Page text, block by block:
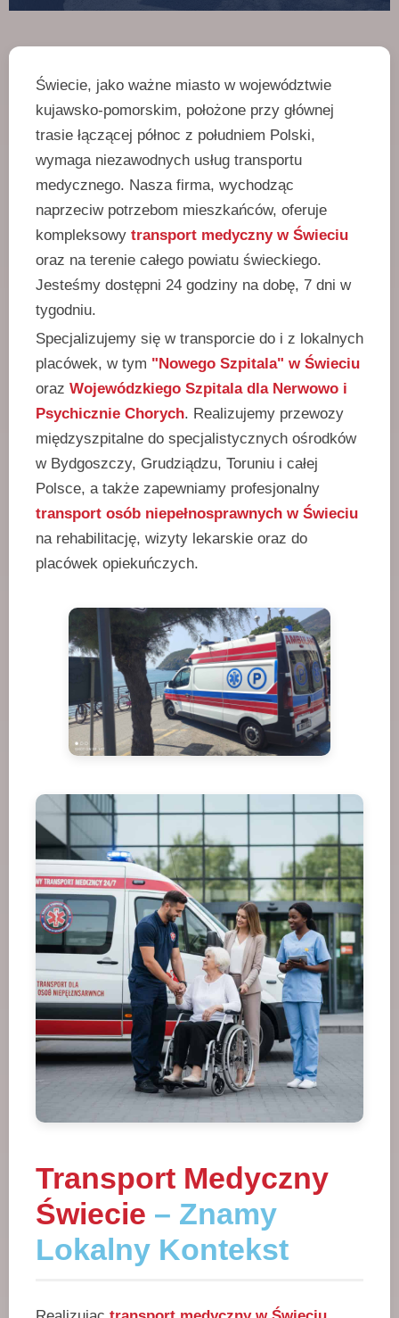
Świecie, jako ważne miasto w województwie
kujawsko-pomorskim, położone przy głównej
trasie łączącej północ z południem Polski,
wymaga niezawodnych usług transportu
medycznego. Nasza firma, wychodząc
naprzeciw potrzebom mieszkańców, oferuje
kompleksowy transport medyczny w Świeciu
oraz na terenie całego powiatu świeckiego.
Jesteśmy dostępni 24 godziny na dobę, 7 dni w
tygodniu.
Specjalizujemy się w transporcie do i z lokalnych
placówek, w tym "Nowego Szpitala" w Świeciu
oraz Wojewódzkiego Szpitala dla Nerwowo i
Psychicznie Chorych. Realizujemy przewozy
międzyszpitalne do specjalistycznych ośrodków
w Bydgoszczy, Grudziądzu, Toruniu i całej
Polsce, a także zapewniamy profesjonalny
transport osób niepełnosprawnych w Świeciu
na rehabilitację, wizyty lekarskie oraz do
placówek opiekuńczych.
Transport Medyczny
Świecie – Znamy
Lokalny Kontekst